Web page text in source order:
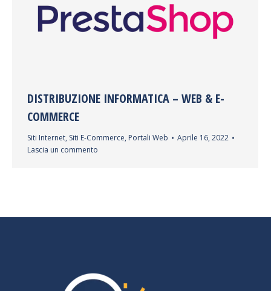
DISTRIBUZIONE INFORMATICA – WEB & E-
COMMERCE
Siti Internet, Siti E-Commerce, Portali Web
Aprile 16, 2022
Lascia un commento